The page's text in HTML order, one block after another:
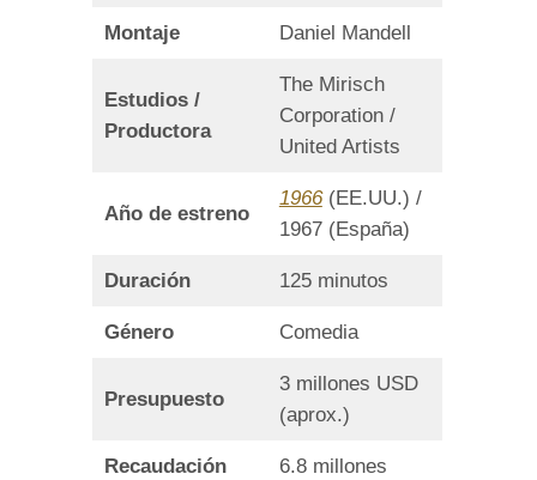
Montaje Daniel Mandell
Estudios /
Productora
The Mirisch
Corporation /
United Artists
Año de estreno
1966(EE.UU.) /
1967 (España)
Duración 125 minutos
Género Comedia
Presupuesto
3 millones USD
(aprox.)
Recaudación
6.8 millones